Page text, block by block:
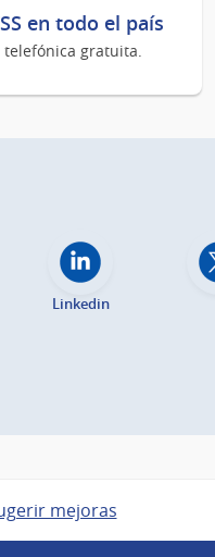
en todo el país
telefónica gratuita.
Linkedin
mejoras